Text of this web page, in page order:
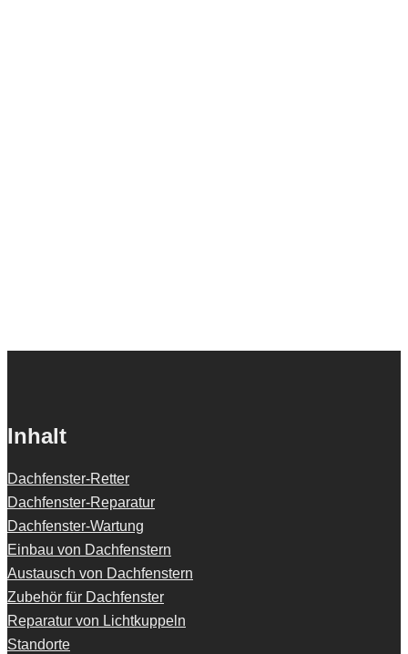
Inhalt
Dachfenster-Retter
Dachfenster-Reparatur
Dachfenster-Wartung
Einbau von Dachfenstern
Austausch von Dachfenstern
Zubehör für Dachfenster
Reparatur von Lichtkuppeln
Standorte